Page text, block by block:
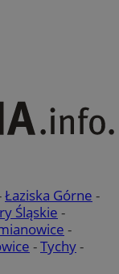
Łaziska Górne -
Śląskie -
-
-Tychy-